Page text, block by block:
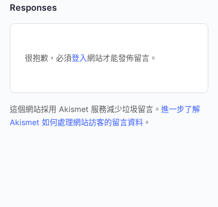
Responses
很抱歉，必須登入網站才能發佈留言。
這個網站採用 Akismet 服務減少垃圾留言。 進一步了解
Akismet 如何處理網站訪客的留言資料 。